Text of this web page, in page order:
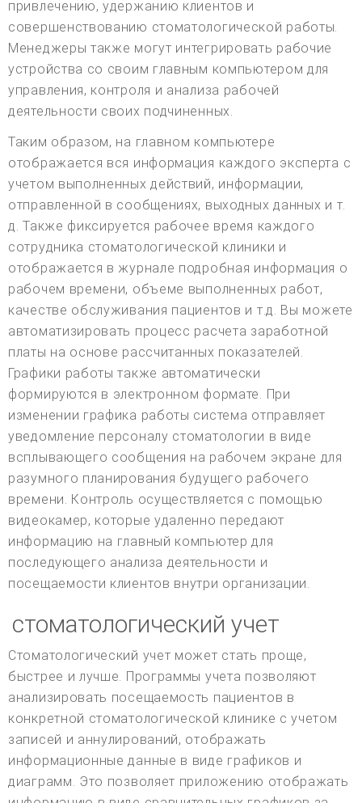
привлечению, удержанию клиентов и
совершенствованию стоматологической работы.
Менеджеры также могут интегрировать рабочие
устройства со своим главным компьютером для
управления, контроля и анализа рабочей
деятельности своих подчиненных.
Таким образом, на главном компьютере
отображается вся информация каждого эксперта с
учетом выполненных действий, информации,
отправленной в сообщениях, выходных данных и т.
д. Также фиксируется рабочее время каждого
сотрудника стоматологической клиники и
отображается в журнале подробная информация о
рабочем времени, объеме выполненных работ,
качестве обслуживания пациентов и т.д. Вы можете
автоматизировать процесс расчета заработной
платы на основе рассчитанных показателей.
Графики работы также автоматически
формируются в электронном формате. При
изменении графика работы система отправляет
уведомление персоналу стоматологии в виде
всплывающего сообщения на рабочем экране для
разумного планирования будущего рабочего
времени. Контроль осуществляется с помощью
видеокамер, которые удаленно передают
информацию на главный компьютер для
последующего анализа деятельности и
посещаемости клиентов внутри организации.
стоматологический учет
Стоматологический учет может стать проще,
быстрее и лучше. Программы учета позволяют
анализировать посещаемость пациентов в
конкретной стоматологической клинике с учетом
записей и аннулирований, отображать
информационные данные в виде графиков и
диаграмм. Это позволяет приложению отображать